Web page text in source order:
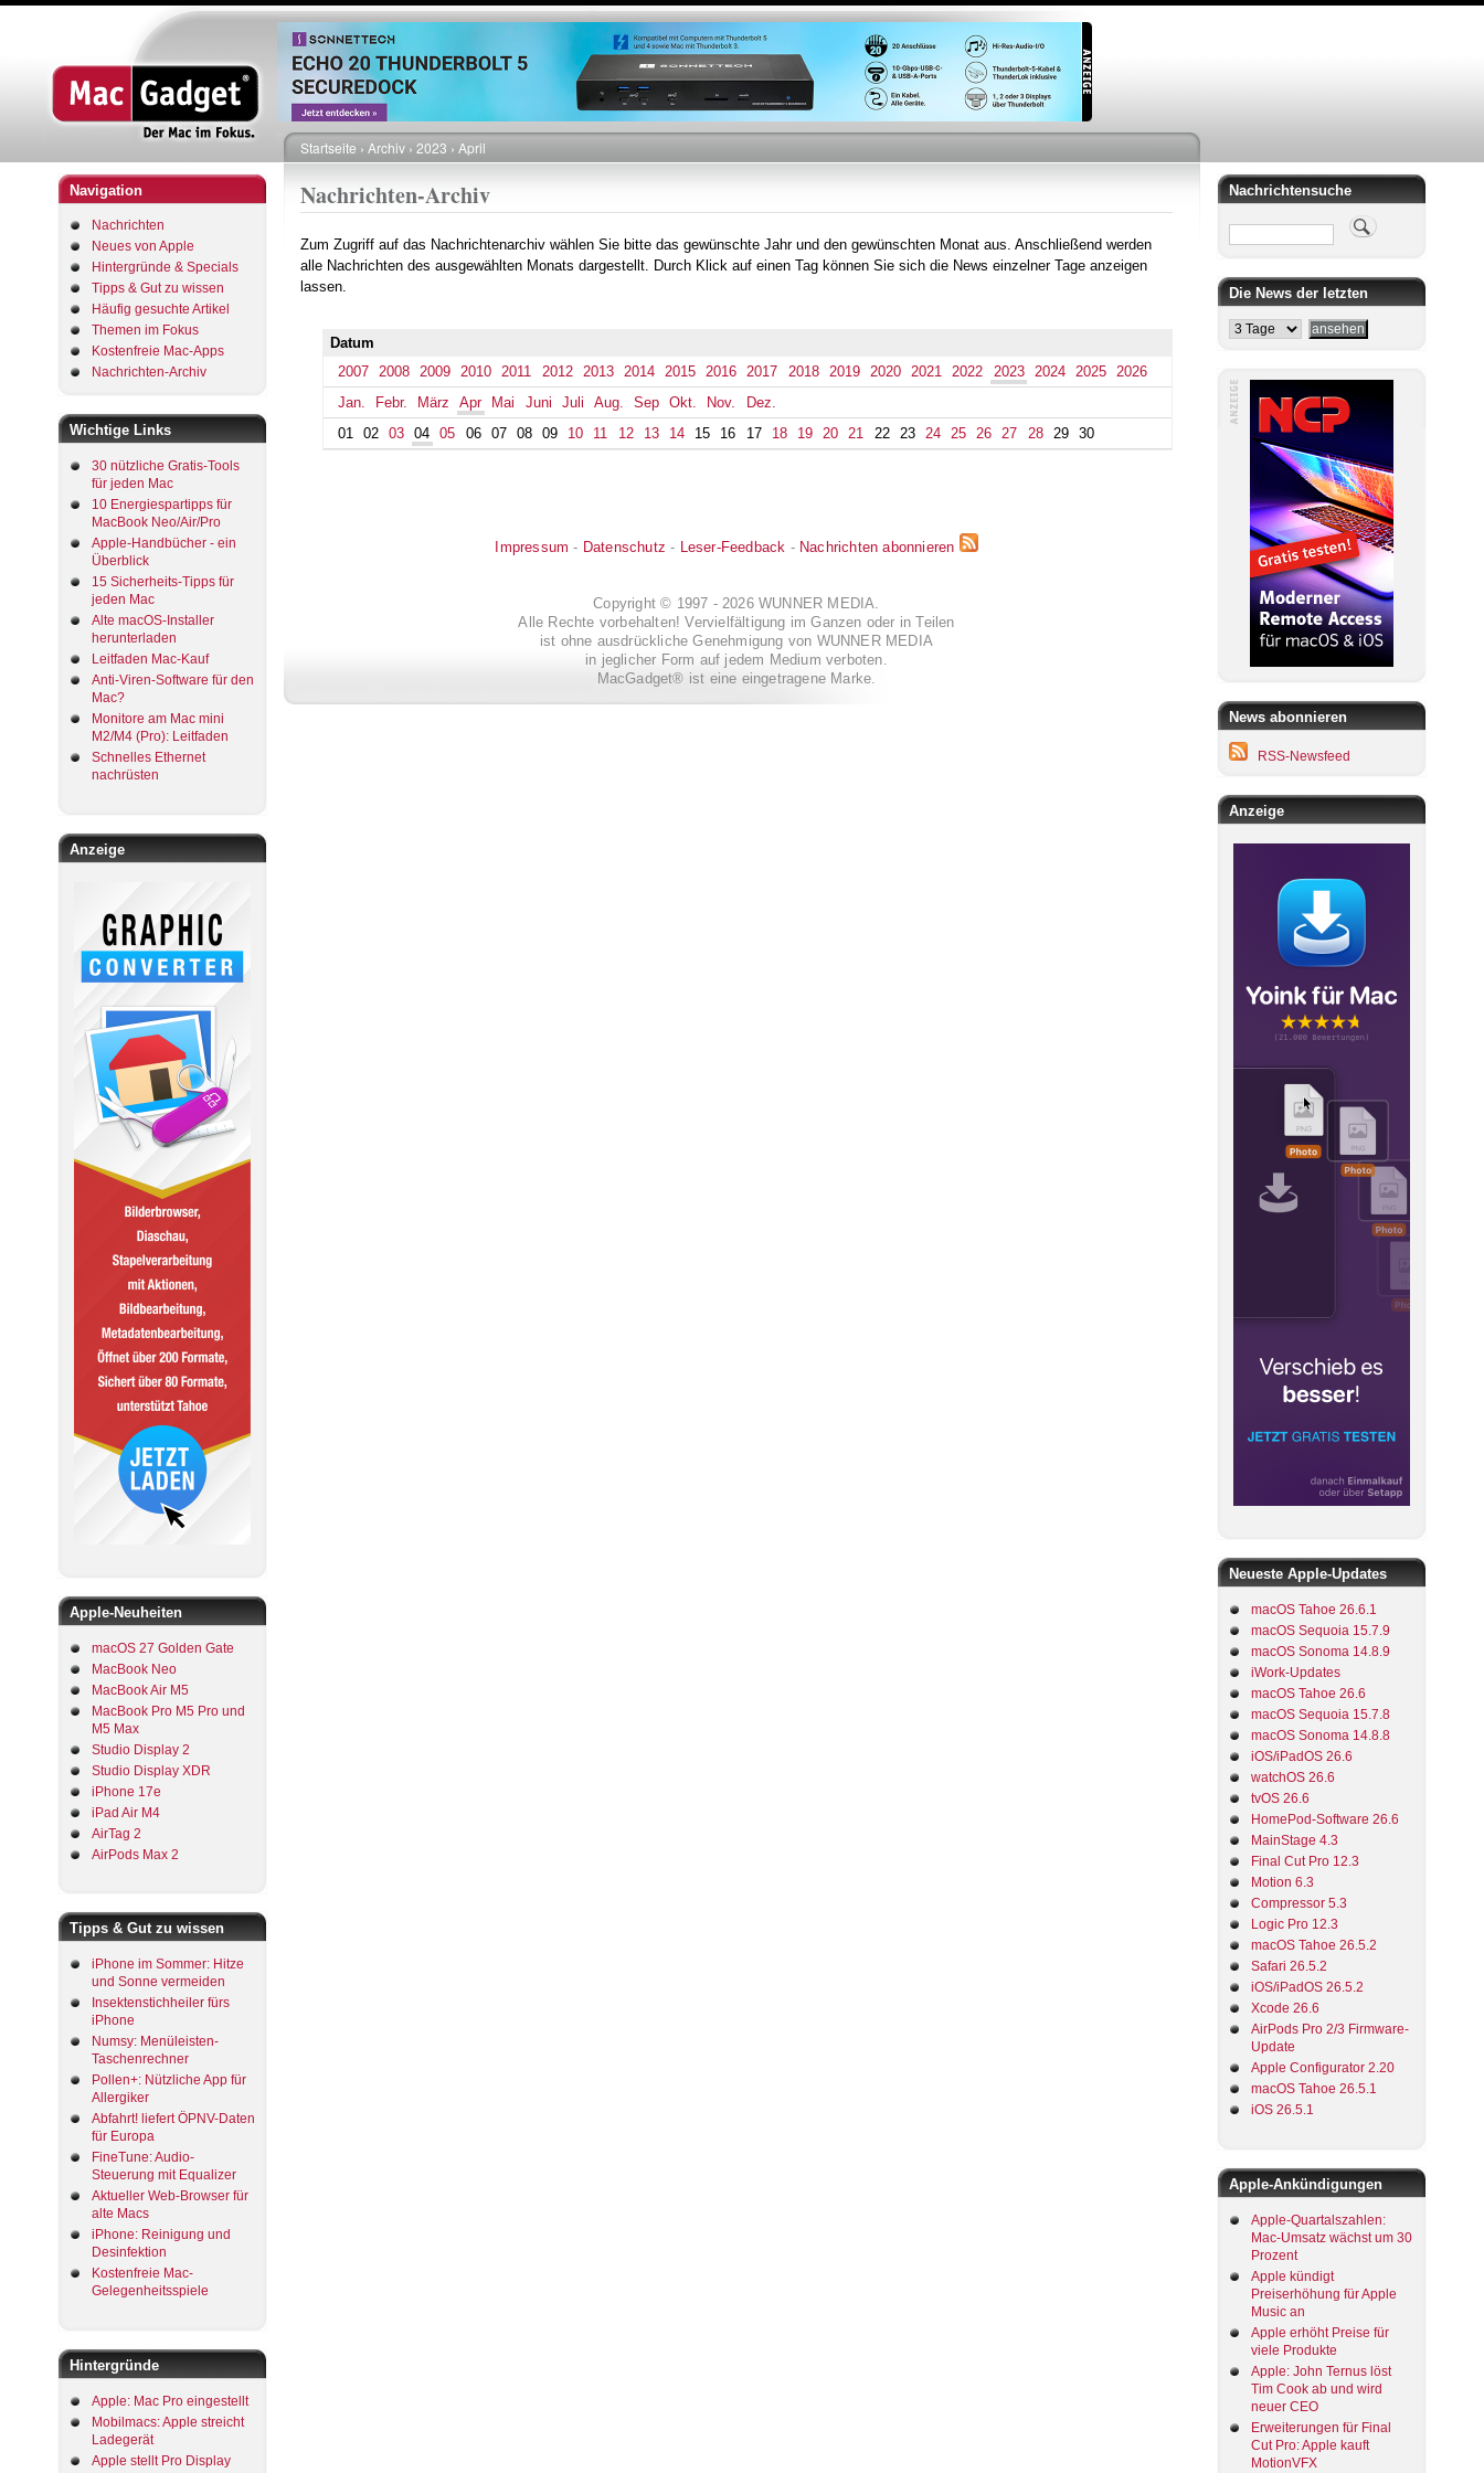
Direkt
zum
Inhalt
Navigation
Nachrichten
Neues von Apple
Hintergründe & Specials
Tipps & Gut zu wissen
Häufig gesuchte Artikel
Themen im Fokus
Kostenfreie Mac-Apps
Nachrichten-Archiv
Wichtige Links
30 nützliche Gratis-Tools
für jeden Mac
10 Energiespartipps für
MacBook Neo/Air/Pro
Apple-Handbücher - ein
Überblick
15 Sicherheits-Tipps für
jeden Mac
Alte macOS-Installer
herunterladen
Leitfaden Mac-Kauf
Anti-Viren-Software für den
Mac?
Monitore am Mac mini
M2/M4 (Pro): Leitfaden
Schnelles Ethernet
nachrüsten
Anzeige
Apple-Neuheiten
macOS 27 Golden Gate
MacBook Neo
MacBook Air M5
MacBook Pro M5 Pro und
M5 Max
Studio Display 2
Studio Display XDR
iPhone 17e
iPad Air M4
AirTag 2
AirPods Max 2
Tipps & Gut zu wissen
iPhone im Sommer: Hitze
und Sonne vermeiden
Insektenstichheiler fürs
iPhone
Numsy: Menüleisten-
Taschenrechner
Pollen+: Nützliche App für
Allergiker
Abfahrt! liefert ÖPNV-Daten
für Europa
FineTune: Audio-
Steuerung mit Equalizer
Aktueller Web-Browser für
alte Macs
iPhone: Reinigung und
Desinfektion
Kostenfreie Mac-
Gelegenheitsspiele
Hintergründe
Apple: Mac Pro eingestellt
Mobilmacs: Apple streicht
Ladegerät
Apple stellt Pro Display
Pfadnavigation
Startseite Archiv 2023 April
Nachrichten-Archiv
Zum Zugriff auf das Nachrichtenarchiv wählen Sie bitte das gewünschte Jahr und den gewünschten Monat aus. Anschließend werden
alle Nachrichten des ausgewählten Monats dargestellt. Durch Klick auf einen Tag können Sie sich die News einzelner Tage anzeigen
lassen.
Datum
2007
2008 2009 2010 2011 2012 2013 2014 2015 2016 2017 2018 2019 2020 2021 2022 2023 2024 2025
2026
Jan.
Febr. März Apr Mai Juni Juli Aug. Sep Okt. Nov.
Dez.
01
02 03 04 05 06 07 08 09 10 11 12 13 14 15 16 17 18 19 20 21 22 23 24 25 26 27 28 29 30
Impressum - Datenschutz - Leser-Feedback - Nachrichten abonnieren
Copyright © 1997 - 2026 WUNNER MEDIA.
Alle Rechte vorbehalten! Vervielfältigung im Ganzen oder in Teilen
ist ohne ausdrückliche Genehmigung von WUNNER MEDIA
in jeglicher Form auf jedem Medium verboten.
MacGadget® ist eine eingetragene Marke.
Nachrichtensuche
Suche
Die News der letzten
News abonnieren
RSS-Newsfeed
Anzeige
Neueste Apple-Updates
macOS Tahoe 26.6.1
macOS Sequoia 15.7.9
macOS Sonoma 14.8.9
iWork-Updates
macOS Tahoe 26.6
macOS Sequoia 15.7.8
macOS Sonoma 14.8.8
iOS/iPadOS 26.6
watchOS 26.6
tvOS 26.6
HomePod-Software 26.6
MainStage 4.3
Final Cut Pro 12.3
Motion 6.3
Compressor 5.3
Logic Pro 12.3
macOS Tahoe 26.5.2
Safari 26.5.2
iOS/iPadOS 26.5.2
Xcode 26.6
AirPods Pro 2/3 Firmware-
Update
Apple Configurator 2.20
macOS Tahoe 26.5.1
iOS 26.5.1
Apple-Ankündigungen
Apple-Quartalszahlen:
Mac-Umsatz wächst um 30
Prozent
Apple kündigt
Preiserhöhung für Apple
Music an
Apple erhöht Preise für
viele Produkte
Apple: John Ternus löst
Tim Cook ab und wird
neuer CEO
Erweiterungen für Final
Cut Pro: Apple kauft
MotionVFX